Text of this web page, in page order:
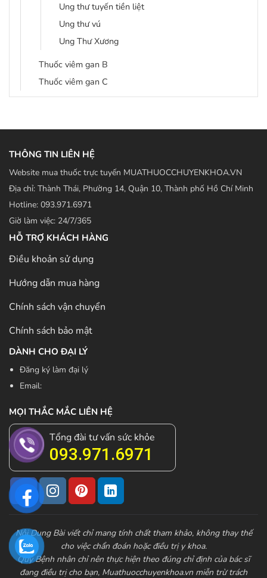
Ung thư tuyến tiền liệt
Ung thư vú
Ung Thư Xương
Thuốc viêm gan B
Thuốc viêm gan C
THÔNG TIN LIÊN HỆ
Website mua thuốc trực tuyến MUATHUOCCHUYENKHOA.VN
Địa chỉ: Thành Thái, Phường 14, Quận 10, Thành phố Hồ Chí Minh
Hotline: 093.971.6971
Giờ làm việc: 24/7/365
HỖ TRỢ KHÁCH HÀNG
Điều khoản sử dụng
Hướng dẫn mua hàng
Chính sách vận chuyển
Chính sách bảo mật
DÀNH CHO ĐẠI LÝ
Đăng ký làm đại lý
Email:
MỌI THẮC MẮC LIÊN HỆ
Tổng đài tư vấn sức khỏe
093.971.6971
Nội Dung Bài viết chỉ mang tính chất tham khảo, không thay thế
cho việc chẩn đoán hoặc điều trị y khoa.
Quý Bệnh nhân chỉ nên thực hiện theo đúng chỉ định của bác sĩ
đang điều trị cho bạn, Muathuocchuyenkhoa.vn miễn trừ trách